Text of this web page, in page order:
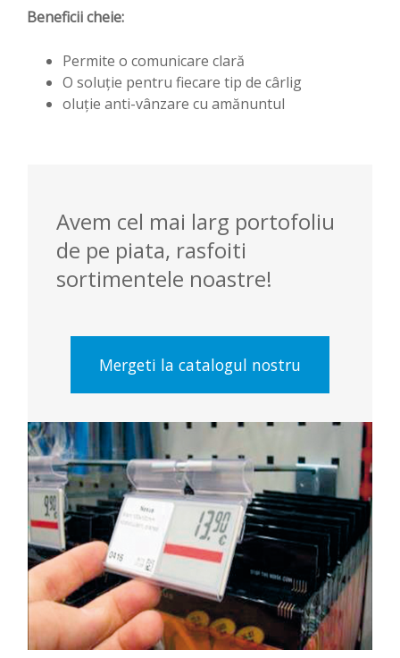
Beneficii cheie:
Permite o comunicare clară
O soluție pentru fiecare tip de cârlig
oluție anti-vânzare cu amănuntul
Avem cel mai larg portofoliu
de pe piata, rasfoiti
sortimentele noastre!
Mergeti la catalogul nostru